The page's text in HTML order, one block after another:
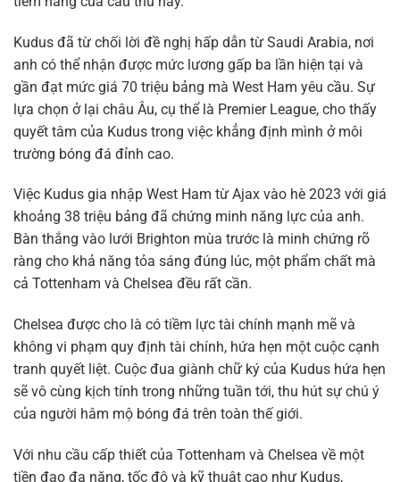
Kudus đã từ chối lời đề nghị hấp dẫn từ Saudi Arabia, nơi
anh có thể nhận được mức lương gấp ba lần hiện tại và
gần đạt mức giá 70 triệu bảng mà West Ham yêu cầu. Sự
lựa chọn ở lại châu Âu, cụ thể là Premier League, cho thấy
quyết tâm của Kudus trong việc khẳng định mình ở môi
trường bóng đá đỉnh cao.
Việc Kudus gia nhập West Ham từ Ajax vào hè 2023 với giá
khoảng 38 triệu bảng đã chứng minh năng lực của anh.
Bàn thắng vào lưới Brighton mùa trước là minh chứng rõ
ràng cho khả năng tỏa sáng đúng lúc, một phẩm chất mà
cả Tottenham và Chelsea đều rất cần.
Chelsea được cho là có tiềm lực tài chính mạnh mẽ và
không vi phạm quy định tài chính, hứa hẹn một cuộc cạnh
tranh quyết liệt. Cuộc đua giành chữ ký của Kudus hứa hẹn
sẽ vô cùng kịch tính trong những tuần tới, thu hút sự chú ý
của người hâm mộ bóng đá trên toàn thế giới.
Với nhu cầu cấp thiết của Tottenham và Chelsea về một
tiền đạo đa năng, tốc độ và kỹ thuật cao như Kudus,